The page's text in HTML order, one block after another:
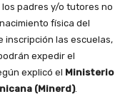
los padres y/o tutores no
física del
inscripción las escuelas,
expedir el
explicó el Ministerio
(Minerd).